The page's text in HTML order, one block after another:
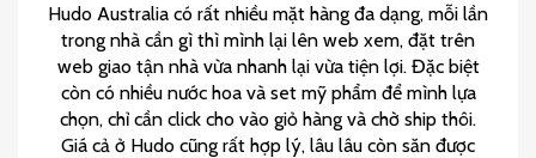
Hudo Australia có rất nhiều mặt hàng đa dạng, mỗi lần
trong nhà cần gì thì mình lại lên web xem, đặt trên
web giao tận nhà vừa nhanh lại vừa tiện lợi. Đặc biệt
còn có nhiều nước hoa và set mỹ phẩm để mình lựa
chọn, chỉ cần click cho vào giỏ hàng và chờ ship thôi.
Giá cả ở Hudo cũng rất hợp lý, lâu lâu còn săn được